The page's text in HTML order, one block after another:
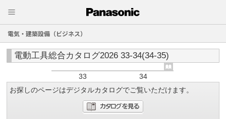
電気・建築設備（ビジネス）
電動工具総合カタログ2026 33-34(34-35)
33
34
お探しのページはデジタルカタログでご覧いただけます。